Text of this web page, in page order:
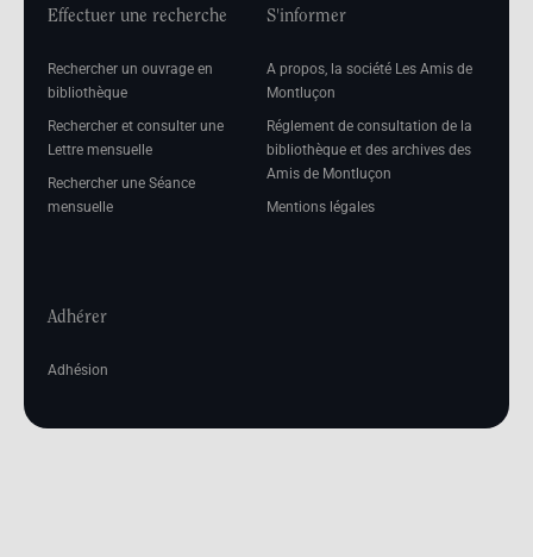
Effectuer une recherche
Rechercher un ouvrage en
bibliothèque
Rechercher et consulter une
Lettre mensuelle
Rechercher une Séance
mensuelle
S'informer
A propos, la société Les Amis de
Montluçon
Réglement de consultation de la
bibliothèque et des archives des
Amis de Montluçon
Mentions légales
Adhérer
Adhésion